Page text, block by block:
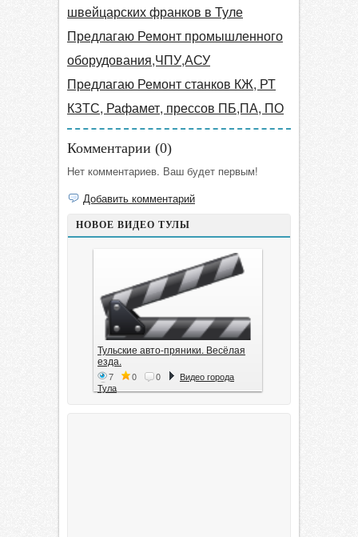
швейцарских франков в Туле
Предлагаю Ремонт промышленного
оборудования,ЧПУ,АСУ
Предлагаю Ремонт станков КЖ, РТ
КЗТС, Рафамет, прессов ПБ,ПА, ПО
Комментарии (0)
Нет комментариев. Ваш будет первым!
Добавить комментарий
НОВОЕ ВИДЕО ТУЛЫ
Тульские авто-пряники. Весёлая
езда.
7 0 0
Видео города
Тула